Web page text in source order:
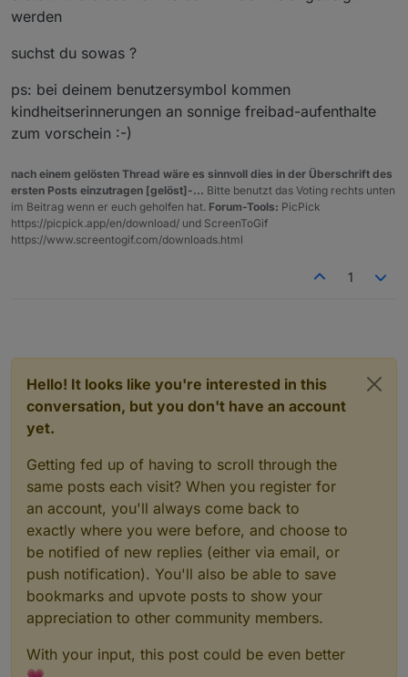
werden
suchst du sowas ?
ps: bei deinem benutzersymbol kommen
kindheitserinnerungen an sonnige freibad-aufenthalte
zum vorschein :-)
nach einem gelösten Thread wäre es sinnvoll dies in der Überschrift des
ersten Posts einzutragen [gelöst]-... Bitte benutzt das Voting rechts unten
im Beitrag wenn er euch geholfen hat. Forum-Tools: PicPick
https://picpick.app/en/download/ und ScreenToGif
https://www.screentogif.com/downloads.html
1
Hello! It looks like you're interested in this
conversation, but you don't have an account
yet.
Getting fed up of having to scroll through the
same posts each visit? When you register for
an account, you'll always come back to
exactly where you were before, and choose to
be notified of new replies (either via email, or
push notification). You'll also be able to save
bookmarks and upvote posts to show your
appreciation to other community members.
With your input, this post could be even better